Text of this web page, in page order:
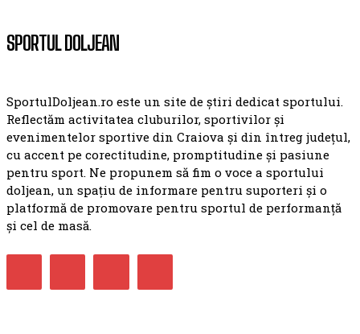
SPORTUL DOLJEAN
SportulDoljean.ro este un site de știri dedicat sportului.
Reflectăm activitatea cluburilor, sportivilor și
evenimentelor sportive din Craiova și din întreg județul,
cu accent pe corectitudine, promptitudine și pasiune
pentru sport. Ne propunem să fim o voce a sportului
doljean, un spațiu de informare pentru suporteri și o
platformă de promovare pentru sportul de performanță
și cel de masă.